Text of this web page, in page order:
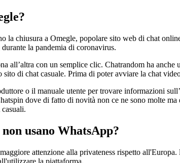
la chiusura a Omegle, popolare sito web di chat
la pandemia di coronavirus.
all’altra con un semplice clic. Chatrandom ha
di chat casuale. Prima di poter avviare la chat
o il manuale utente per trovare informazioni
dove di fatto di novità non ce ne sono molte
usano WhatsApp?
attenzione alla privateness rispetto
la piattaforma.